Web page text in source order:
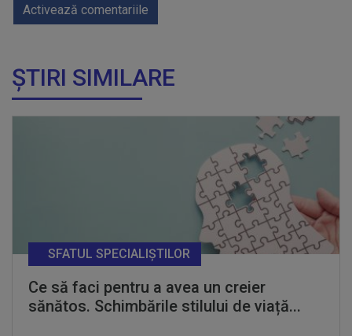
Activează comentariile
ȘTIRI SIMILARE
Ce să faci pentru a avea un creier
sănătos. Schimbările stilului de viață...
SFATUL SPECIALIȘTILOR